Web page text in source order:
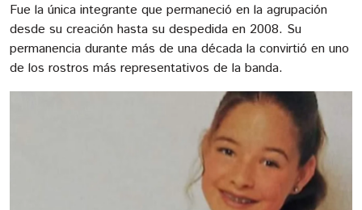
Fue la única integrante que permaneció en la agrupación
desde su creación hasta su despedida en 2008. Su
permanencia durante más de una década la convirtió en uno
de los rostros más representativos de la banda.